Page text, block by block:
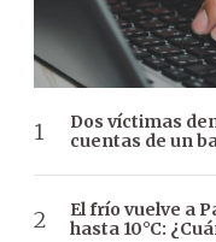
Dos víctimas
cuentas de un
El frío vuelve a
hasta 10°C: